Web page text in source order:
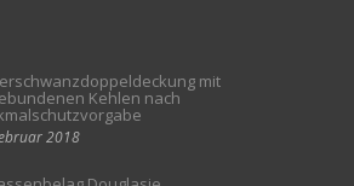
mit
Kehlen nach
2018